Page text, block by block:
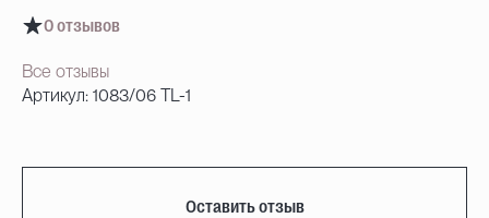
0 отзывов
Все отзывы
Артикул: 1083/06 TL-1
Оставить отзыв